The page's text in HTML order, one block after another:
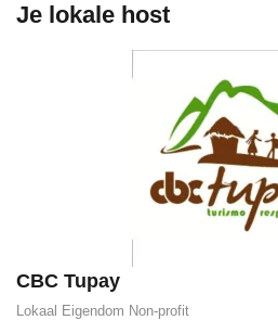
Je lokale host
CBC Tupay
Lokaal Eigendom Non-profit